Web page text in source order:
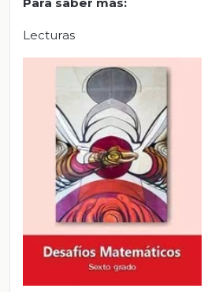
Para saber más:
Lecturas